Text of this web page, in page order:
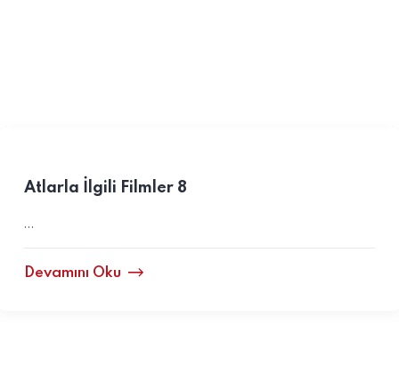
Atlarla İlgili Filmler 8
…
Devamını Oku